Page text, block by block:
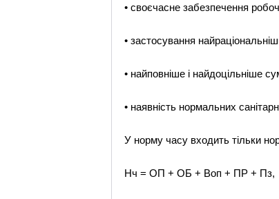
• своєчасне забезпечення
• застосування
• найповніше і найдоцільніше
• наявність нормальних
У норму часу входить тільки
Нч = ОП + ОБ + Воп + ПР + Пз,